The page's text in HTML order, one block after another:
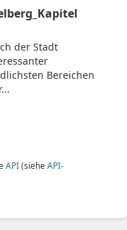
der Stadt
Bereichen
API(siehe API-